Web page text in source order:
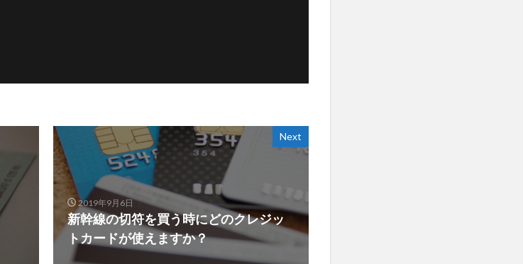
Next
2019年9月6日
新幹線の切符を買う時にどのクレジッ
トカードが使えますか？